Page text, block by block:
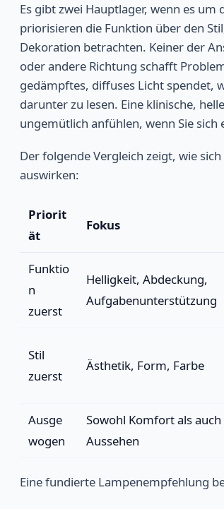
Es gibt zwei Hauptlager, wenn es
priorisieren die Funktion über den
Dekoration betrachten. Keiner der
oder andere Richtung schafft
gedämpftes, diffuses Licht spendet,
darunter zu lesen. Eine klinische,
ungemütlich anfühlen, wenn Sie
Der folgende Vergleich zeigt, wie
auswirken:
Priorit
ät
Fokus
Funktio
n
zuerst
Helligkeit, Abdeckung,
Aufgabenunterstützung
Stil
zuerst
Ästhetik, Form, Farbe
Ausge
wogen
Sowohl Komfort als auch
Aussehen
Eine fundierte Lampenempfehlung